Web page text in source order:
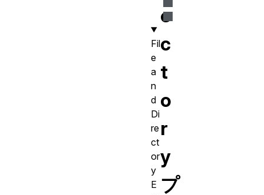
e
c
t
o
r
y
プ
Fil
e
a
n
d
Di
re
ct
or
y
E